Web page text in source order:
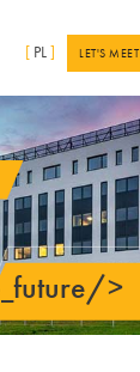
[ PL] LET'S MEET
>